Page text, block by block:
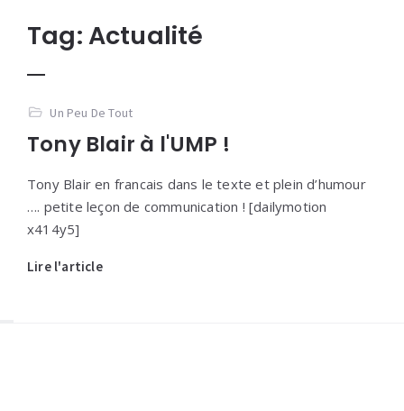
Tag:Actualité
Un Peu De Tout
Tony Blair à l'UMP !
Tony Blair en francais dans le texte et plein d’humour
…. petite leçon de communication ! [dailymotion
x414y5]
Lire l'article